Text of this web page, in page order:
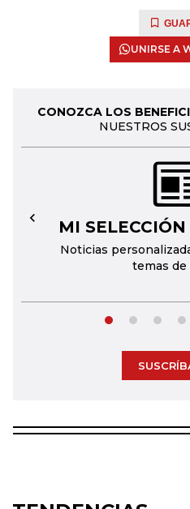
UNIRSE A
CONOZCA LOS
NUESTROS
MI
Noticias
temas
←